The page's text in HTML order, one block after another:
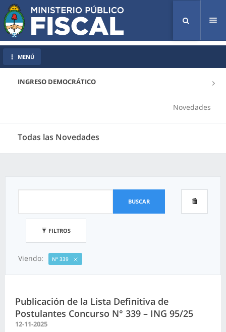
INGRESO DEMOCRÁTICO
Novedades
Todas las Novedades
MENÚ
BUSCAR
FILTROS
Viendo: N° 339
Publicación de la Lista Definitiva de
Postulantes Concurso N° 339 – ING 95/25
12-11-2025